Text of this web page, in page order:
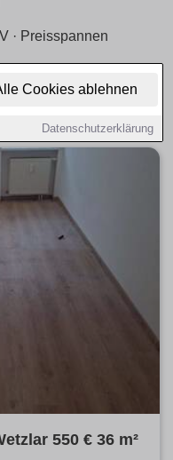
Cookies ablehnen
Datenschutzerklärung
· Preisspannen
suchen: richtige
und die passende
550 € 36 m²